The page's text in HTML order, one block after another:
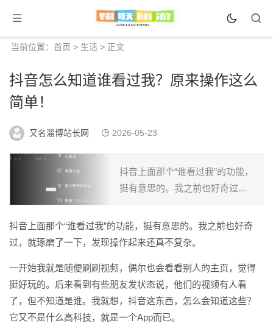
当前位置： 首页 > 生活 > 正文
抖音怎么知道谁看过我？原来操作这么
简单！
又名淄博站长网 2026-05-23
抖音上面那个“谁看过我”的功能，
挺有意思的。我之前也好奇过，
真不复杂。 一开始我就是随便刷
刷视频，偶尔也会看看别人的主
抖音上面那个“谁看过我”的功能，挺有意思的。我之前也好奇
过，就琢磨了一下，发现操作起来还真不复杂。
一开始我就是随便刷刷视频，偶尔也会看看别人的主页，觉得
挺好玩的。后来看到有些朋友发状态说，他们的视频有人看
了，但不知道是谁。我就想，抖音这东西，怎么会知道这些？
它又不是什么高科技，就是一个App而已。